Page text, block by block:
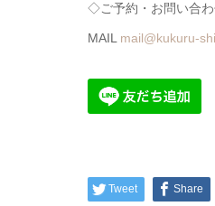
◇ご予約・お問い合
MAIL mail@kukuru-
Tweet Share